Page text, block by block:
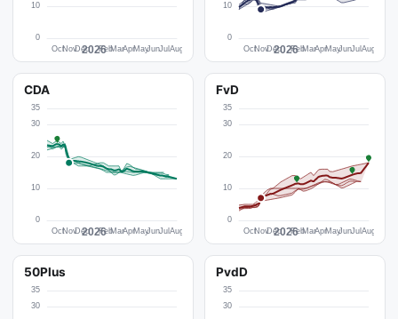
CDA FvD
50Plus PvdD